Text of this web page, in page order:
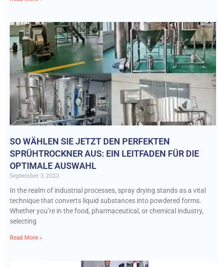
SO WÄHLEN SIE JETZT DEN PERFEKTEN
SPRÜHTROCKNER AUS: EIN LEITFADEN FÜR DIE
OPTIMALE AUSWAHL
September 3, 2023
In the realm of industrial processes, spray drying stands as a vital
technique that converts liquid substances into powdered forms.
Whether you’re in the food, pharmaceutical, or chemical industry,
selecting
Read More »